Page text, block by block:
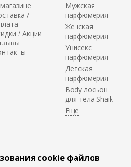
/
/ Акции
Мужская
парфюмерия
Женская
парфюмерия
Унисекс
парфюмерия
Детская
парфюмерия
Body лосьон
для тела Shaik
cookie файлов